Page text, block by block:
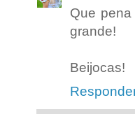
Que
grande!
Beijocas!